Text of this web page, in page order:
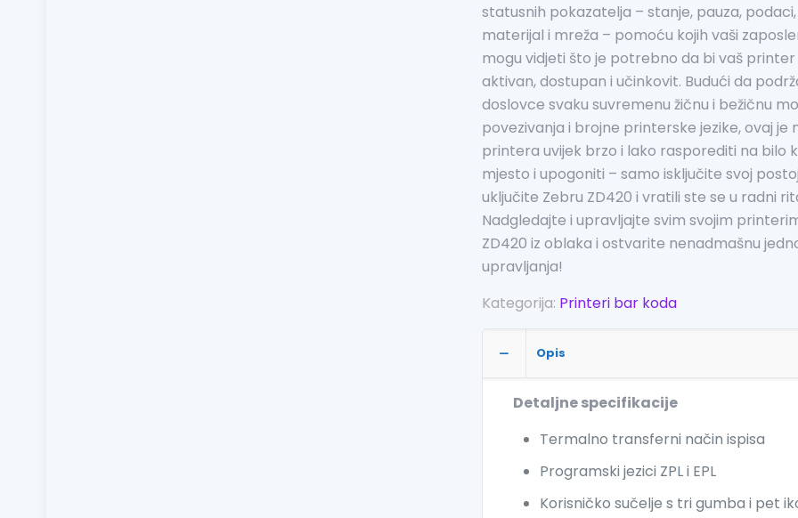
statusnih pokazatelja – stanje, pauza,
materijal i mreža – pomoću kojih vaši
mogu vidjeti što je potrebno da bi vaš
aktivan, dostupan i učinkovit. Budući da
doslovce svaku suvremenu žičnu i bežičnu
povezivanja i brojne printerske jezike, ovaj je
printera uvijek brzo i lako rasporediti na bilo
mjesto i upogoniti – samo isključite svoj
uključite Zebru ZD420 i vratili ste se u radni
Nadgledajte i upravljajte svim svojim
ZD420 iz oblaka i ostvarite nenadmašnu
upravljanja!
Kategorija: Printeri bar koda
Opis
Detaljne specifikacije
Termalno transferni način ispisa
Programski jezici ZPL i EPL
Korisničko sučelje s tri gumba i pet